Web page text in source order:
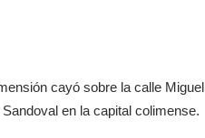
cayó sobre la calle Miguel
en la capital colimense.